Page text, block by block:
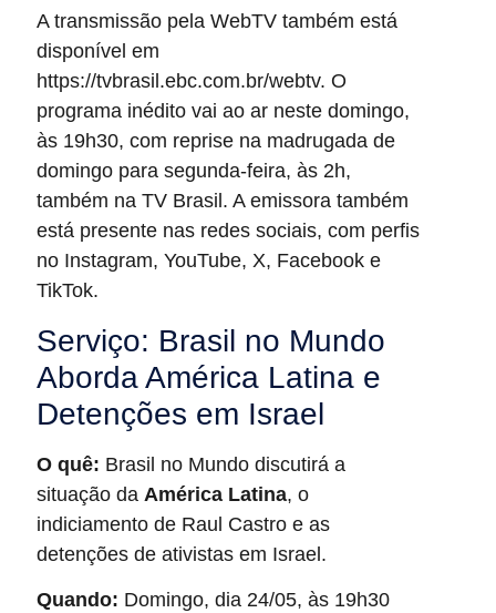
A transmissão pela WebTV também está
disponível em
https://tvbrasil.ebc.com.br/webtv. O
programa inédito vai ao ar neste domingo,
às 19h30, com reprise na madrugada de
domingo para segunda-feira, às 2h,
também na TV Brasil. A emissora também
está presente nas redes sociais, com perfis
no Instagram, YouTube, X, Facebook e
TikTok.
Serviço: Brasil no Mundo
Aborda América Latina e
Detenções em Israel
O quê: Brasil no Mundo discutirá a
situação da América Latina, o
indiciamento de Raul Castro e as
detenções de ativistas em Israel.
Quando: Domingo, dia 24/05, às 19h30